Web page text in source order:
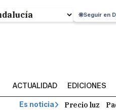
Seguir en
ACTUALIDAD EDICIONES
Es noticia Precio luz